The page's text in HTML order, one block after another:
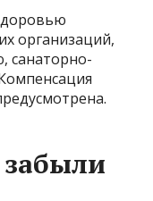
организаций,
санаторно-
забыли